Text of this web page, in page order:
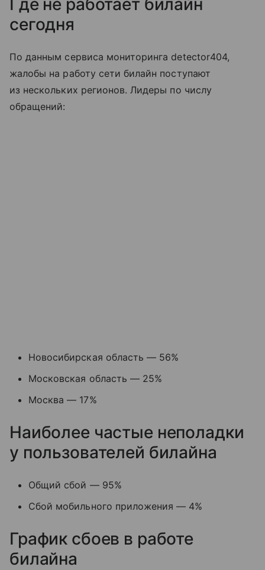
Где не работает билайн
сегодня
По данным сервиса мониторинга detector404,
жалобы на работу сети билайн поступают
из нескольких регионов. Лидеры по числу
обращений:
Новосибирская область — 56%
Московская область — 25%
Москва — 17%
Наиболее частые неполадки
у пользователей билайна
Общий сбой — 95%
Сбой мобильного приложения — 4%
График сбоев в работе
билайна